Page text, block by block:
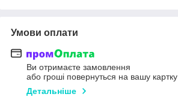
Умови оплати
Ви отримаєте замовлення
або гроші повернуться на вашу картку
Детальніше